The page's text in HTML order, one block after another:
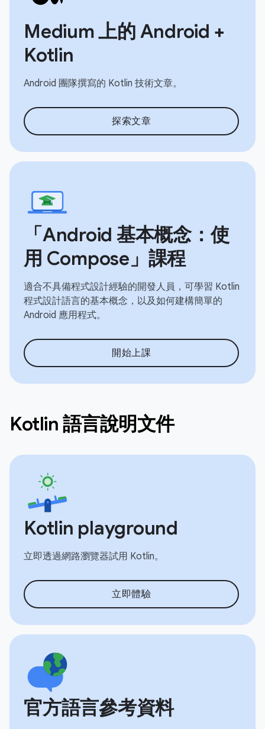
Medium 上的 Android +
Kotlin
Android 團隊撰寫的 Kotlin 技術文章。
探索文章
「Android 基本概念：使
用 Compose」課程
適合不具備程式設計經驗的開發人員，可學習 Kotlin
程式設計語言的基本概念，以及如何建構簡單的
Android 應用程式。
開始上課
Kotlin 語言說明文件
Kotlin playground
立即透過網路瀏覽器試用 Kotlin。
立即體驗
官方語言參考資料